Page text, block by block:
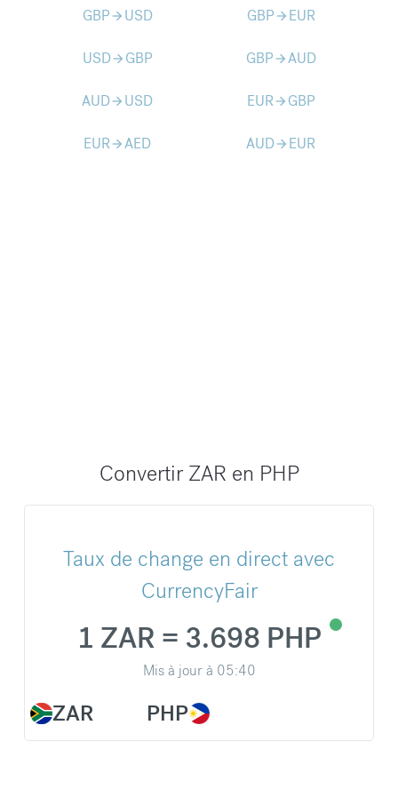
GBParrow_forward USD GBParrow_forward EUR
USDarrow_forward GBP GBParrow_forwardAUD
AUDarrow_forward USD EURarrow_forward GBP
EURarrow_forwardAED AUDarrow_forward EUR
Convertir ZAR en PHP
Taux de change en direct avec
CurrencyFair
ZAR
1 ZAR = 3.698 PHP
Mis à jour à 05:40
PHP